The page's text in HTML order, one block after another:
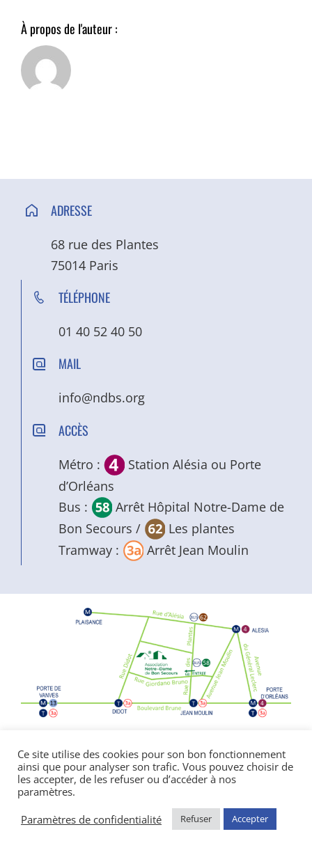
À propos de l'auteur :
ADRESSE
68 rue des Plantes
75014 Paris
TÉLÉPHONE
01 40 52 40 50
MAIL
info@ndbs.org
ACCÈS
Métro :
Station Alésia ou Porte
d’Orléans
Bus :
Arrêt Hôpital Notre-Dame de
Bon Secours /
Les plantes
Tramway :
Arrêt Jean Moulin
Politique de confidentialité|Mentions
légales
© Copyright Notre Dame de Bon Secours
2026 | réalisé par l’
CDKIT
Ce site utilise des cookies pour son bon fonctionnement
ainsi que pour analyser son trafic. Vous pouvez choisir de
les accepter, de les refuser ou d’accéder à nos
paramètres.
Paramètres de confidentialité
Refuser Accepter